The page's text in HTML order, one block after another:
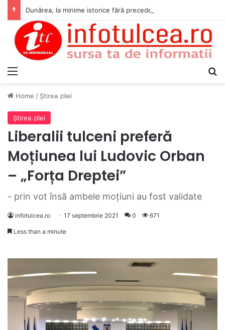
Home / Ştirea zilei
Ştirea zilei
Liberalii tulceni preferă
Moțiunea lui Ludovic Orban
– „Forța Dreptei”
- prin vot însă ambele moţiuni au fost validate
infotulcea.ro 17 septembrie 2021 0 671
Less than a minute